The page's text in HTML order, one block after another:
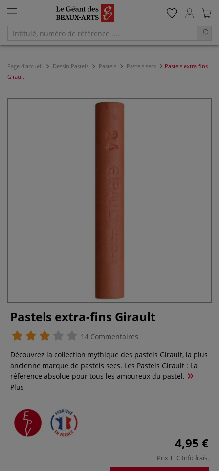
Page d'accueil Dessin Pastels Pastels Pastels secs
Pastels extra-fins
Girault
Pastels extra-fins Girault
14 Commentaires
Découvrez la collection mythique des pastels Girault, la plus
ancienne marque de pastels secs. Les Pastels Girault : La
référence absolue pour tous les amoureux du pastel.
Plus
4,95 €
Prix TTC Info frais.